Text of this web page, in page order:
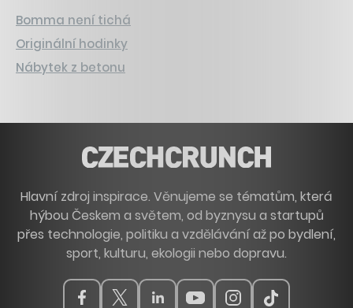
Bomma není tichá
Originální hodinky
Nábytek z betonu
Hlavní zdroj inspirace. Věnujeme se tématům, která
hýbou Českem a světem, od byznysu a startupů
přes technologie, politiku a vzdělávání až po bydlení,
sport, kulturu, ekologii nebo dopravu.